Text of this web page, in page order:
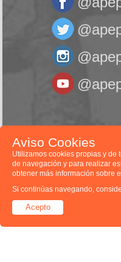
Aviso Cookies
Utilizamos cookies propias y de
de navegación y para realizar
obtener más información sobre
Si continúas navegando,
Acepto